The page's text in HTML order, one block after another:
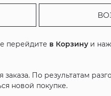
перейдите в Корзину и
По результатам
новой покупке.